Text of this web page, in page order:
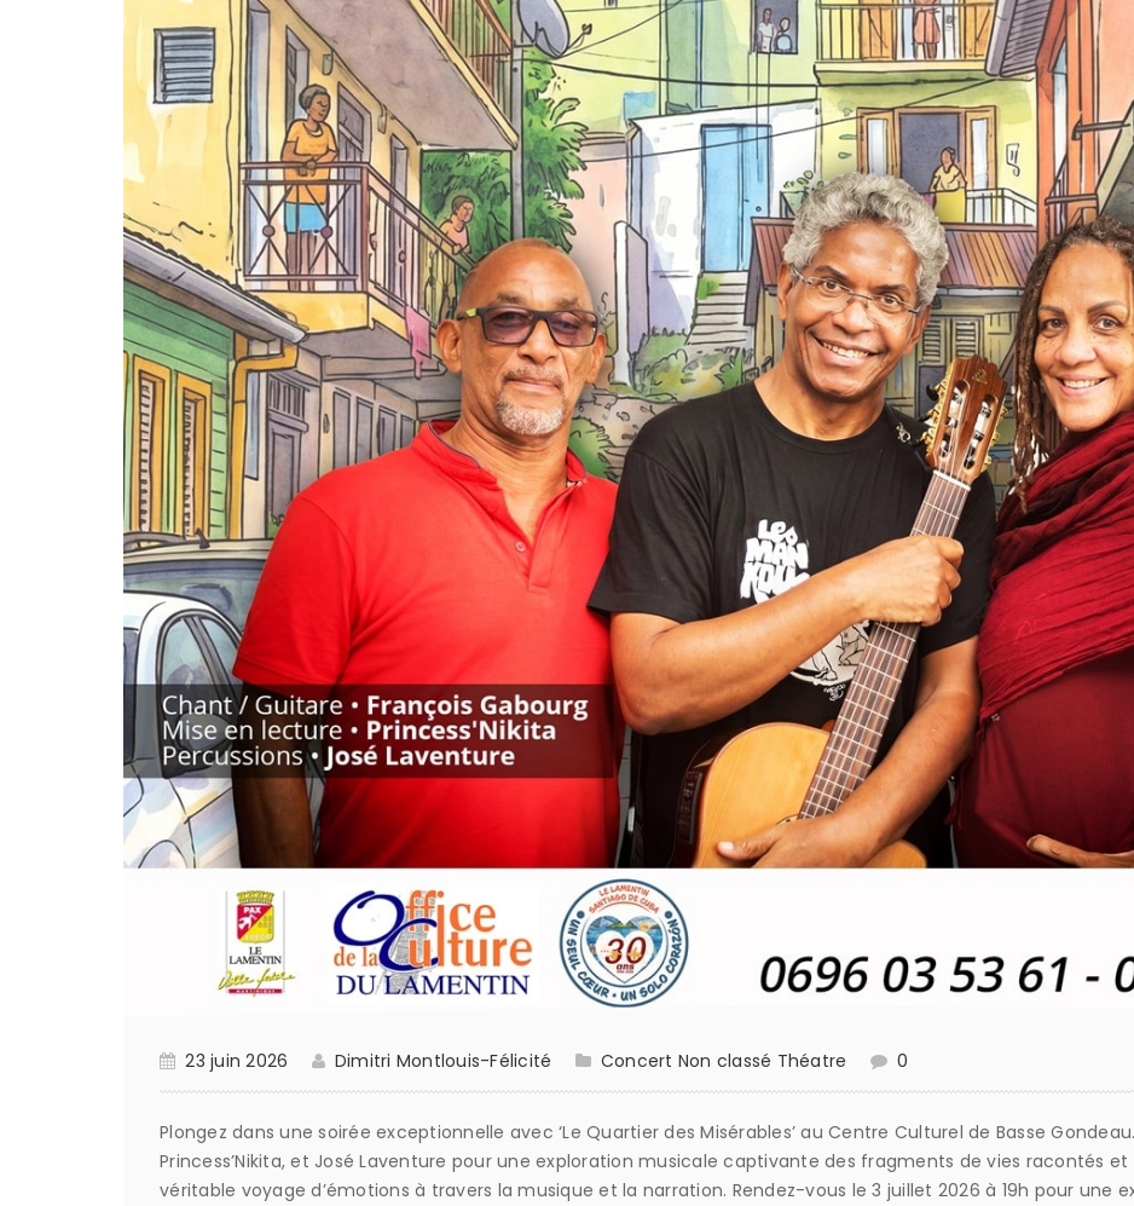
23 juin 2026 Dimitri Montlouis-Félicité Concert Non classé Théatre 0
Plongez dans une soirée exceptionnelle avec ‘Le Quartier des Misérables’ au Centre Culturel de Basse
Princess’Nikita, et José Laventure pour une exploration musicale captivante des fragments de vies racontés
véritable voyage d’émotions à travers la musique et la narration. Rendez-vous le 3 juillet 2026 à 19h pour une